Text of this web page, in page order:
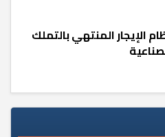
الإيجار المنتهي بالتملك